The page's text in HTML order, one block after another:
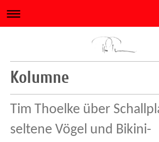
Kolumne
Tim Thoelke über
seltene Vögel und Bikini-